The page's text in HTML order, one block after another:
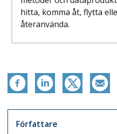
hitta, komma åt, flytta
återanvända.
Författare